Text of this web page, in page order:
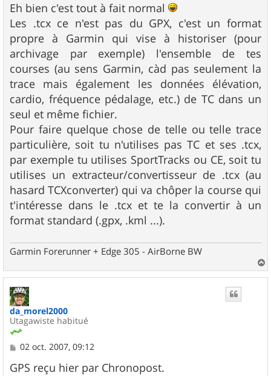
Eh bien c'est tout à fait normal
Les .tcx ce n'est pas du GPX, c'est un format
propre à Garmin qui vise à historiser (pour
archivage par exemple) l'ensemble de tes
courses (au sens Garmin, càd pas seulement la
trace mais également les données élévation,
cardio, fréquence pédalage, etc.) de TC dans un
seul et même fichier.
Pour faire quelque chose de telle ou telle trace
particulière, soit tu n'utilises pas TC et ses .tcx,
par exemple tu utilises SportTracks ou CE, soit tu
utilises un extracteur/convertisseur de .tcx (au
hasard TCXconverter) qui va chôper la course qui
t'intéresse dans le .tcx et te la convertir à un
format standard (.gpx, .kml ...).
Garmin Forerunner + Edge 305 - AirBorne BW
a
da_morel2000
Utagawiste habitué
M
s
02 oct. 2007, 09:12
GPS reçu hier par Chronopost.